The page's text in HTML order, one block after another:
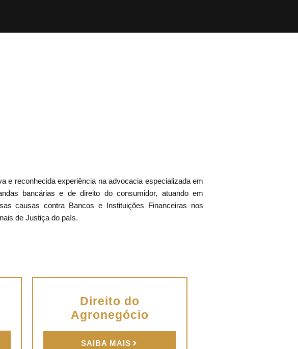
e reconhecida experiência na advocacia especializada em
bancárias e de direito do consumidor, atuando em
causas contra Bancos e Instituições Financeiras nos
de Justiça do país.
Direito do
Agronegócio
SAIBA MAIS